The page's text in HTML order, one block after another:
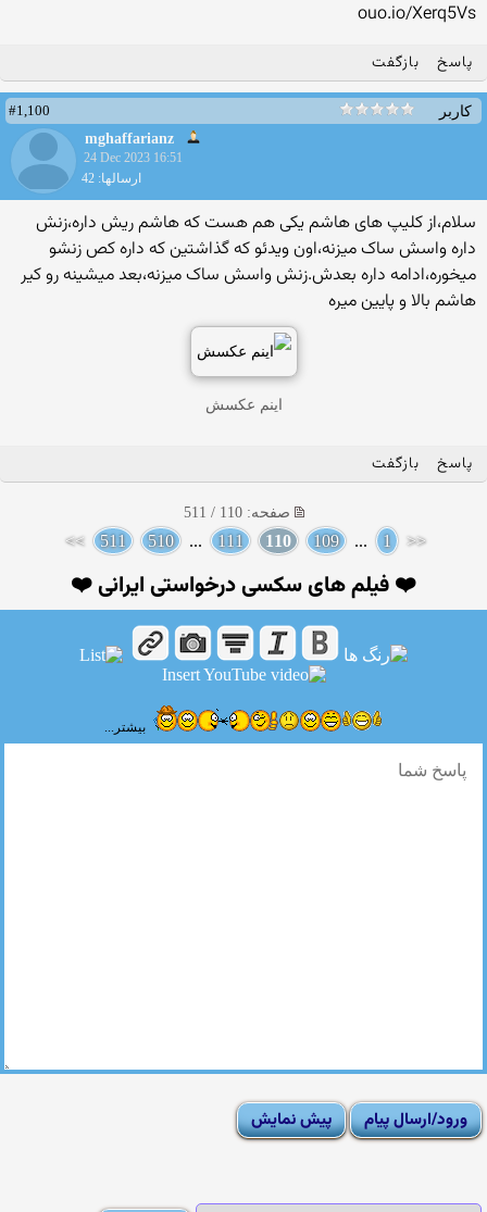
ouo.io/Xerq5Vs
پاسخ بازگفت
کاربر
#1,100
mghaffarianz
24 Dec 2023 16:51
ارسالها: 42
سلام،از کلیپ های هاشم یکی هم هست که هاشم ریش داره،زنش
داره واسش ساک میزنه،اون ویدئو که گذاشتین که داره کص زنشو
میخوره،ادامه داره بعدش.زنش واسش ساک میزنه،بعد میشینه رو کیر
هاشم بالا و پایین میره
اینم عکسش
پاسخ بازگفت
صفحه: 110 / 511
<<
1
...
109
110
111
...
510
511
>>
❤️ فیلم های سکسی درخواستی ایرانی ❤️
بیشتر...